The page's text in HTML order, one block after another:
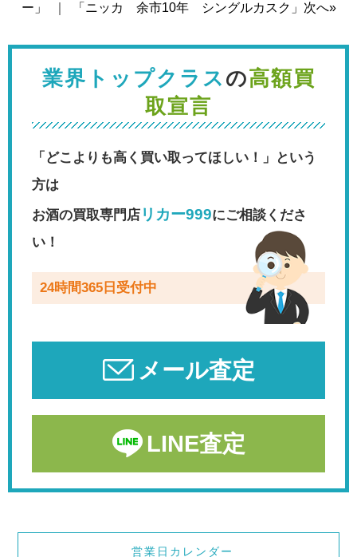
ー」
「ニッカ 余市10年 シングルカスク」次へ»
業界トップクラス の高額買
取宣言
「どこよりも高く買い取ってほしい！」という
方は
お酒の買取専門店 リカー999にご相談くださ
い！
24時間365日受付中
メール査定
LINE査定
営業日カレンダー